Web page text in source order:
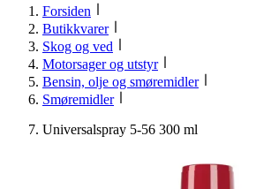
Forsiden
Butikkvarer
Skog og ved
Motorsager og utstyr
Bensin, olje og smøremidler
Smøremidler
Universalspray 5-56 300 ml